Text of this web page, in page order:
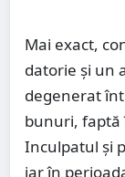
Mai exact,
datorie și un
degenerat
bunuri, faptă
Inculpatul și
iar în